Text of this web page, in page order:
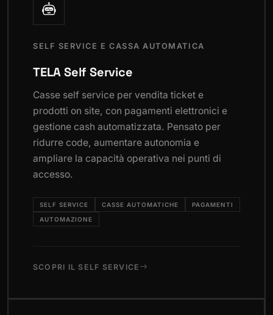
SELF SERVICE E CASSA AUTOMATICA
TELA Self Service
Casse self service per vendita ticket e
prodotti on site, con pagamenti elettronici e
gestione cash automatizzata. Pensato per
ridurre code, aumentare autonomia e
ampliare la capacità operativa nei punti di
accesso.
SELF SERVICE CASSE AUTOMATICHE
PAGAMENTI
AUTOMAZIONE
SCOPRI IL SELF SERVICE